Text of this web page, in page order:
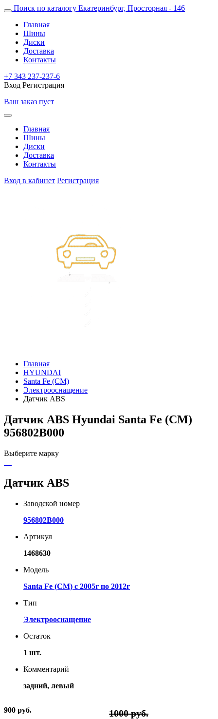
Поиск по каталогу Екатеринбург, Просторная - 146
Главная
Шины
Диски
Доставка
Контакты
+7 343 237-237-6
Вход Регистрация
Ваш заказ пуст
Главная
Шины
Диски
Доставка
Контакты
Вход в кабинет Регистрация
Главная
HYUNDAI
Santa Fe (CM)
Электрооснащение
Датчик ABS
Датчик ABS Hyundai Santa Fe (CM)
956802B000
Выберите марку
Датчик ABS
Заводской номер
956802B000
Артикул
1468630
Модель
Santa Fe (CM) с 2005г по 2012г
Тип
Электрооснащение
Остаток
1 шт.
Комментарий
задний, левый
900 руб. 1000 руб.